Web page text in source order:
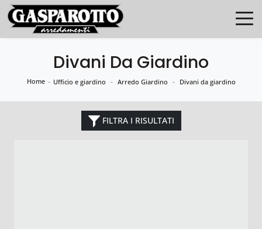
Divani Da Giardino
Home - Ufficio e giardino - Arredo Giardino - Divani da giardino
FILTRA I RISULTATI